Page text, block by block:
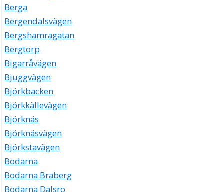
Berga
Bergendalsvägen
Bergshamragatan
Bergtorp
Bigarråvägen
Bjuggvägen
Björkbacken
Björkkällevägen
Björknäs
Björknäsvägen
Björkstavägen
Bodarna
Bodarna Braberg
Bodarna Dalsro